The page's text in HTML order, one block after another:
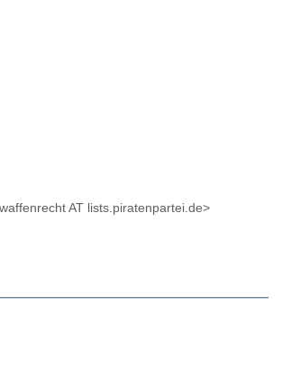
AT lists.piratenpartei.de>